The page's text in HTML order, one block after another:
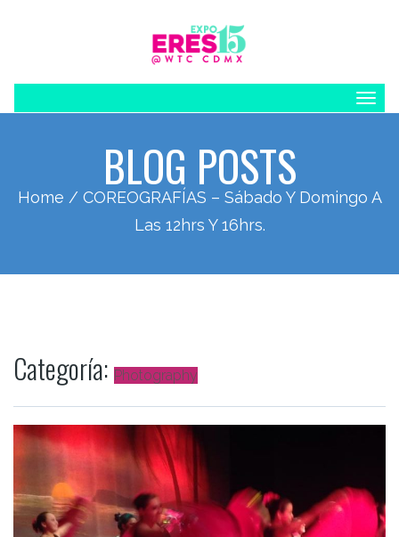
BLOG POSTS
Home / COREOGRAFÍAS – Sábado Y Domingo A
Las 12hrs Y 16hrs.
Categoría: Photography